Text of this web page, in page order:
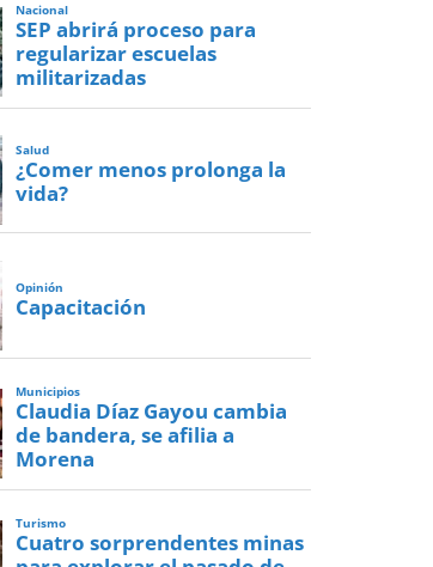
Nacional
SEP abrirá proceso para
regularizar escuelas
militarizadas
Salud
¿Comer menos prolonga la
vida?
Opinión
Capacitación
Municipios
Claudia Díaz Gayou cambia
de bandera, se afilia a
Morena
Turismo
Cuatro sorprendentes minas